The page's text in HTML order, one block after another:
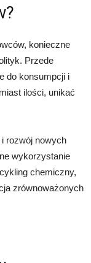
konieczne
Przede
do konsumpcji i
ilości, unikać
rozwój nowych
wykorzystanie
chemiczny,
zrównoważonych